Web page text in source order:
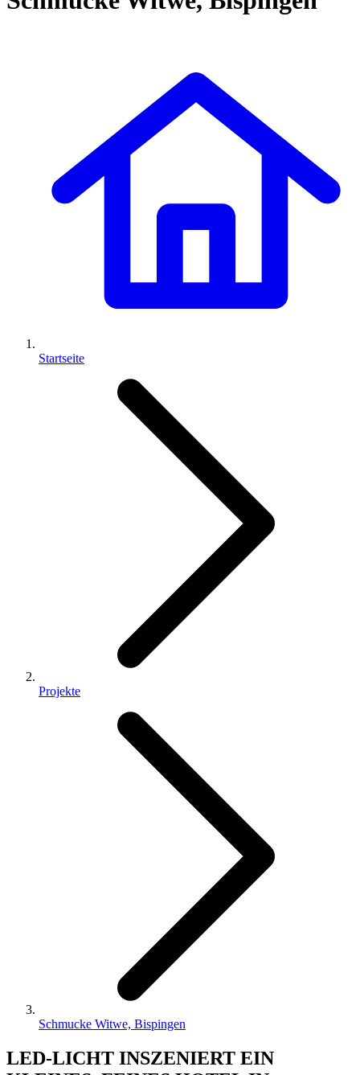
Startseite
Projekte
Schmucke Witwe, Bispingen
LED-LICHT INSZENIERT EIN